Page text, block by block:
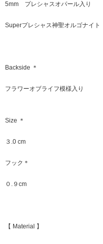
5mm プレシャスオパール入り
Superプレシャス神聖オルゴナイト
Backside ＊
フラワーオブライフ模様入り
Size ＊
３.0 cm
フック＊
０.９cm
【 Material 】